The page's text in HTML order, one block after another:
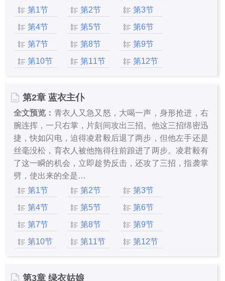
第1节
第2节
第3节
第4节
第5节
第6节
第7节
第8节
第9节
第10节
第11节 第12节
第2章 蓝衣主仆
全文预览： 青衣人又急又怒，大喝一声，身形抢进，右
腕连挥，一只右掌，片刻间攻出三招。他这三招绵密迅
捷，快如闪电，迫得凌君毅后退了两步，但他左手还是
丝毫没松，育衣人被他拖得往前踉进了两步。凌君毅有
了这一瞬的机会，立即趁势反击，还攻了三招，指袭掌
劈，使出来的全是…
第1节
第2节
第3节
第4节
第5节
第6节
第7节
第8节
第9节
第10节
第11节 第12节
第3章 绿衣姑娘